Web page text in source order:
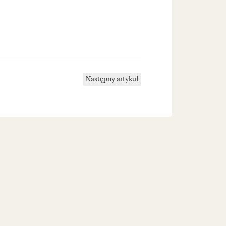
Następny artykuł